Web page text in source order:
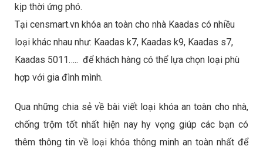
kịp thời ứng phó.
Tại censmart.vn khóa an toàn cho nhà Kaadas có nhiều
loại khác nhau như: Kaadas k7, Kaadas k9, Kaadas s7,
Kaadas 5011….. để khách hàng có thể lựa chọn loại phù
hợp với gia đình mình.
Qua những chia sẻ về bài viết loại khóa an toàn cho nhà,
chống trộm tốt nhất hiện nay hy vọng giúp các bạn có
thêm thông tin về loại khóa thông minh an toàn nhất để